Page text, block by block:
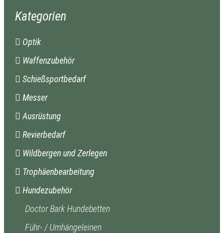
Kategorien
Optik
Waffenzubehör
Schießsportbedarf
Messer
Ausrüstung
Revierbedarf
Wildbergen und Zerlegen
Trophäenbearbeitung
Hundezubehör
Doctor Bark Hundebetten
Führ- / Umhängeleinen